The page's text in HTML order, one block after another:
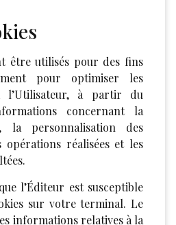
être utilisés pour des fins
pour optimiser les
l’Utilisateur, à partir du
concernant la
la personnalisation des
opérations réalisées et les
l’Éditeur est susceptible
sur votre terminal. Le
informations relatives à la